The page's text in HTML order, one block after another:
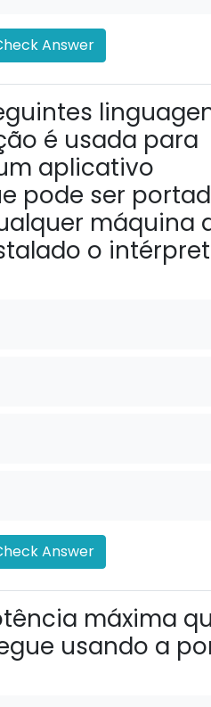
Answer
é usada para
aplicativo
pode ser
máquina
o
Answer
máxima
usando a